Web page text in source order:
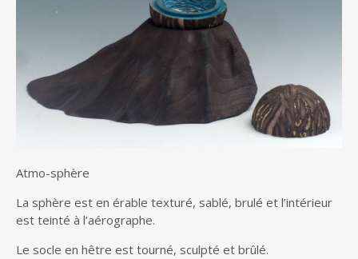
Atmo-sphère
La sphère est en érable texturé, sablé, brulé et l’intérieur
est teinté à l’aérographe.
Le socle en hêtre est tourné, sculpté et brûlé.